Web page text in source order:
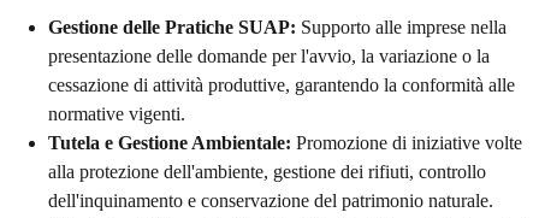
Gestione delle Pratiche SUAP: Supporto alle imprese nella
presentazione delle domande per l'avvio, la variazione o la
cessazione di attività produttive, garantendo la conformità alle
normative vigenti.
Tutela e Gestione Ambientale: Promozione di iniziative volte
alla protezione dell'ambiente, gestione dei rifiuti, controllo
dell'inquinamento e conservazione del patrimonio naturale.